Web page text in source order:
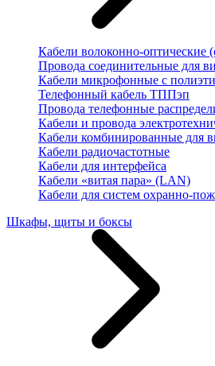
Кабели волоконно-оптические
Провода соединительные для
Кабели микрофонные с
Телефонный кабель ТППэп
Провода телефонные
Кабели и провода
Кабели комбинированные для
Кабели радиочастотные
Кабели для интерфейса
Кабели «витая пара» (LAN)
Кабели для систем охранно-
Шкафы, щиты и боксы